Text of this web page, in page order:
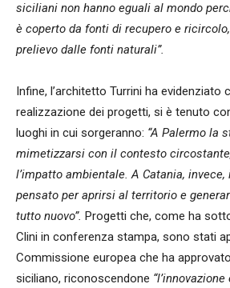
siciliani non hanno eguali al mondo
è coperto da fonti di recupero e
prelievo dalle fonti naturali”.
Infine, l’architetto Turrini ha evidenziato
realizzazione dei progetti, si è tenuto
luoghi in cui sorgeranno: “A Palermo la
mimetizzarsi con il contesto
l’impatto ambientale. A Catania,
pensato per aprirsi al territorio e
tutto nuovo”. Progetti che, come ha
Clini in conferenza stampa, sono stati
Commissione europea che ha
siciliano, riconoscendone